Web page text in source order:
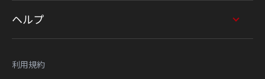
ヘルプ
利用規約